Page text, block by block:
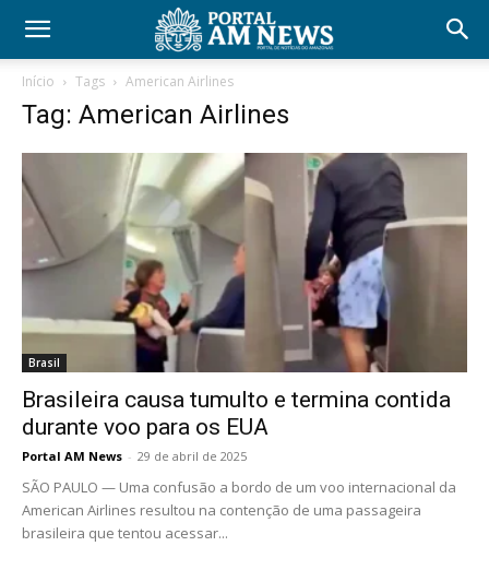
Início Tags American Airlines
Tag: American Airlines
Brasil
Brasileira causa tumulto e termina contida
durante voo para os EUA
Portal AM News - 29 de abril de 2025
SÃO PAULO — Uma confusão a bordo de um voo internacional da
American Airlines resultou na contenção de uma passageira
brasileira que tentou acessar...